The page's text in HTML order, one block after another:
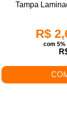
Tampa
R$
com